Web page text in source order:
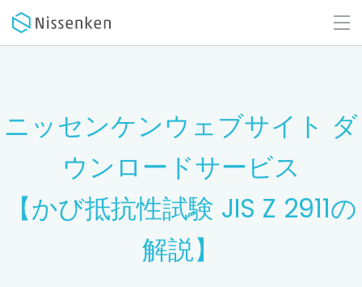
ニッセンケンウェブサイト ダ
ウンロードサービス
【かび抵抗性試験 JIS Z 2911の
解説】